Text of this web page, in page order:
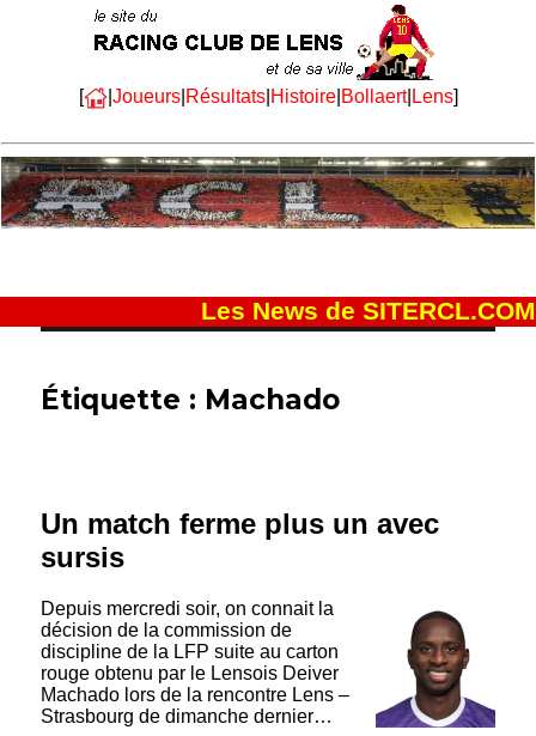
[ | Joueurs| Résultats| Histoire| Bollaert| Lens]
Les News de SITERCL.COM
Étiquette : Machado
Un match ferme plus un avec
sursis
Depuis mercredi soir, on connait la
décision de la commission de
discipline de la LFP suite au carton
rouge obtenu par le Lensois Deiver
Machado lors de la rencontre Lens –
Strasbourg de dimanche dernier…